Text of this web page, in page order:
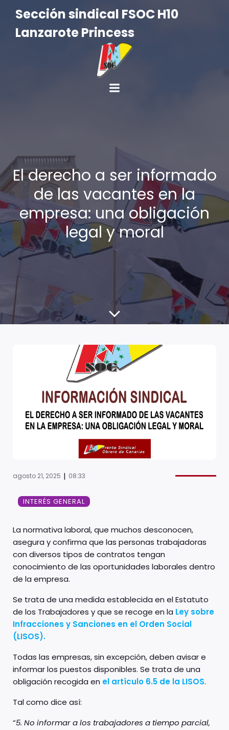
Sección sindical FSOC H10
Lanzarote Princess
El derecho a ser informado
de las vacantes en la
empresa: una obligación
legal y moral
agosto 21, 2025 | 08:33
INTERÉS GENERAL
La normativa laboral, que muchos desconocen,
asegura y confirma que las personas trabajadoras
con diversos tipos de contratos tengan
conocimiento de las oportunidades laborales dentro
de la empresa.
Se trata de una medida establecida en el Estatuto
de los Trabajadores y que se recoge en la Ley sobre
Infracciones y Sanciones en el Orden Social
(LISOS).
Todas las empresas, sin excepción, deben avisar e
informar los puestos disponibles. Se trata de una
obligación recogida en el artículo 6.5 de la LISOS.
Tal como dice así:
“5. No informar a los trabajadores a tiempo parcial,